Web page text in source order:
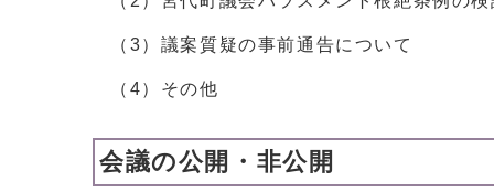
（3）議案質疑の事前通告について
（4）その他
会議の公開・非公開